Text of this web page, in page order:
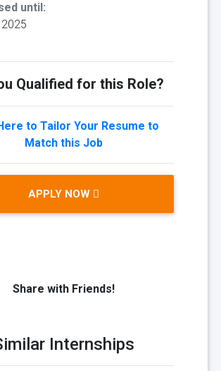
until:
Qualified for this Role?
to Tailor Your Resume to
Match this Job
APPLY NOW
Share with Friends!
Internships